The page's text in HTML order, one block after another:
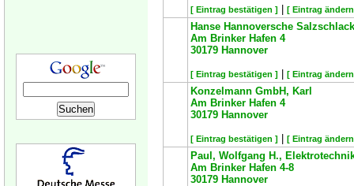
[ Eintrag bestätigen ] [ Eintrag
Hanse Hannoversche
Am Brinker Hafen 4
30179 Hannover
[ Eintrag bestätigen ] [ Eintrag
Konzelmann GmbH, Karl
Am Brinker Hafen 4
30179 Hannover
[ Eintrag bestätigen ] [ Eintrag
Paul, Wolfgang H.,
Am Brinker Hafen 4-8
30179 Hannover